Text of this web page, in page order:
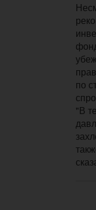
по
"В